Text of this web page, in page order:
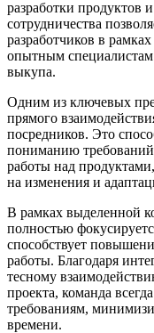
разработки продуктов
сотрудничества
разработчиков в
опытным специалистам
выкупа.
Одним из ключевых
прямого
посредников. Это
пониманию
работы над
на изменения и
В рамках выделенной
полностью
способствует
работы. Благодаря
тесному
проекта, команда
требованиям,
времени.